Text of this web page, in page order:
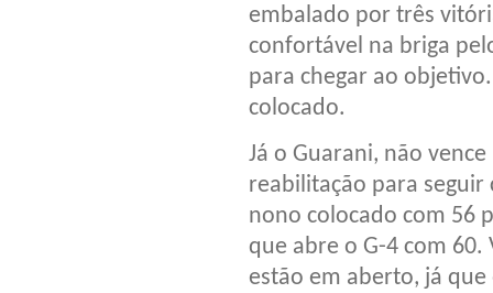
embalado por três
confortável na briga
para chegar ao
colocado.
Já o Guarani, não
reabilitação para seguir
nono colocado com 56
que abre o G-4 com 60.
estão em aberto, já